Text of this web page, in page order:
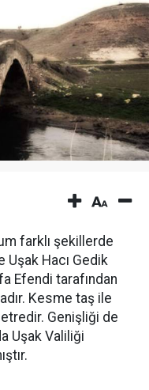
farklı şekillerde
Uşak Hacı Gedik
Efendi tarafından
Kesme taş ile
Genişliği de
Uşak Valiliği